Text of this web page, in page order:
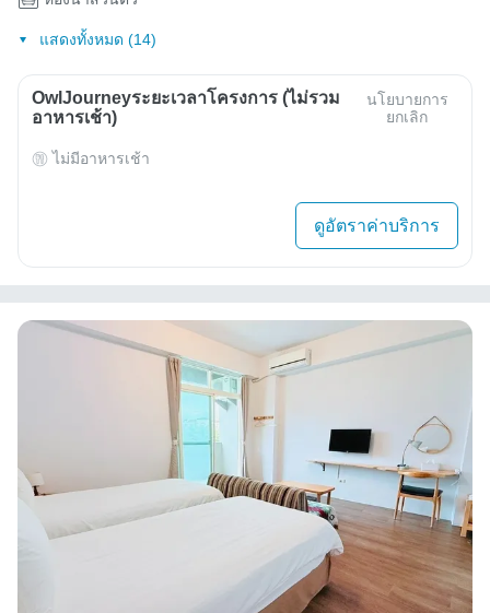
แสดงทั้งหมด (14)
OwlJourneyระยะเวลาโครงการ (ไม่รวม
อาหารเช้า)
นโยบายการ
ยกเลิก
ไม่มีอาหารเช้า
ดูอัตราค่าบริการ